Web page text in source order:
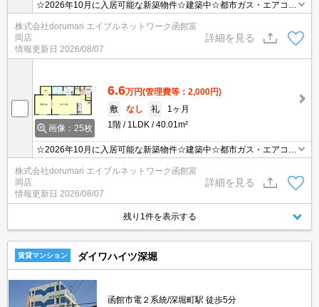
☆2026年10月に入居可能な新築物件☆建築中☆都市ガス・エアコン
屋がいくつも出てきて探すのが大変。。そんな時は「窓口を一つに
して」エイブルNW函館富岡店へお任せください！どのお部屋でも
ご紹介、ご案内させていただきます。
株式会社dorumari エイブルネットワーク函館富
岡店
情報更新日 2026/08/07
詳細を見る
画像：25枚
6.6万円(管理費等：2,000円)
敷
なし 礼
1ヶ月
1階
1LDK 40.01m²
☆2026年10月に入居可能な新築物件☆建築中☆都市ガス・エアコン
屋がいくつも出てきて探すのが大変。。そんな時は「窓口を一つに
して」エイブルNW函館富岡店へお任せください！どのお部屋でも
ご紹介、ご案内させていただきます。
株式会社dorumari エイブルネットワーク函館富
岡店
情報更新日 2026/08/07
詳細を見る
残り1件を表示する
賃貸マンション ダイワハイツ深堀
函館市電２系統/深堀町駅 徒歩5分